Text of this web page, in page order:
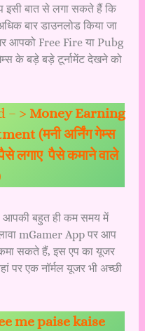
इसी बात से लगा सकते हैं कि
बार डाउनलोड किया जा
आपको Free Fire या Pubg
के बड़े बड़े टूर्नामेंट देखने को
– > Money Earning
(मनी अर्निंग गेम्स
लगाए पैसे कमाने वाले
आपकी बहुत ही कम समय में
mGamer App पर आप
सकते हैं, इस एप का यूजर
पर एक नॉर्मल यूजर भी अच्छी
me paise kaise